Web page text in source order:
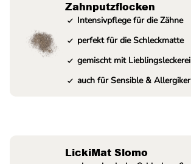
Zahnputzflocken
Intensivpflege für die Zähne
perfekt für die Schleckmatte
gemischt mit Lieblingsleckerei
auch für Sensible & Allergiker
LickiMat Slomo